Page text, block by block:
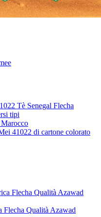
Tè Senegal Flecha
tipi
41022 di cartone colorato
Flecha Qualità Azawad